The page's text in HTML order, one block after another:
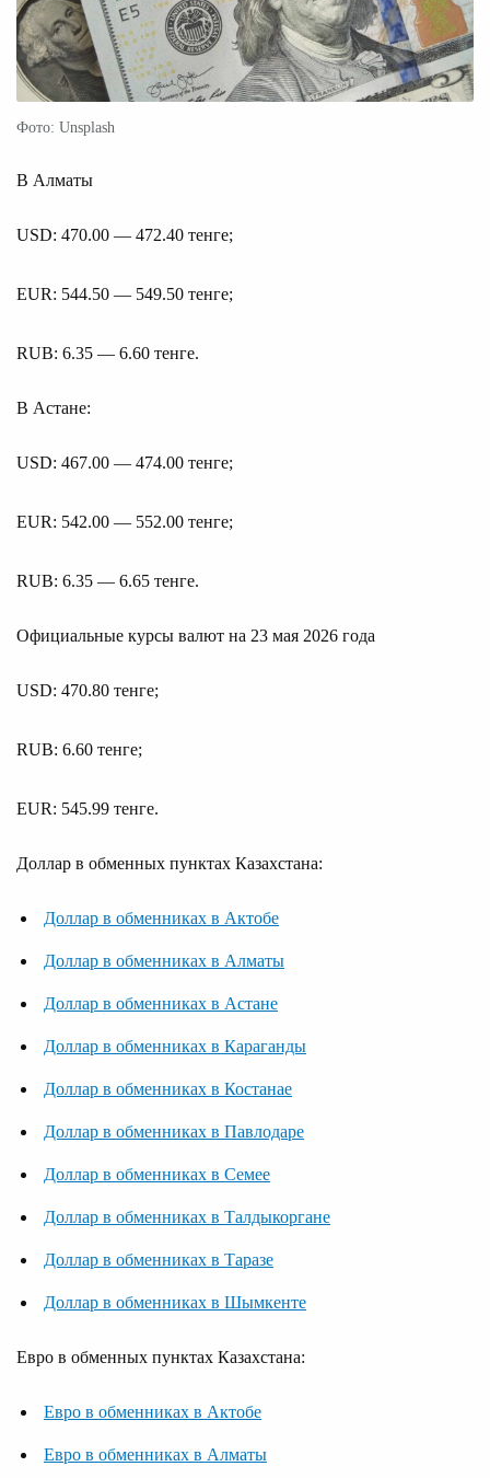
Фото: Unsplash
В Алматы
USD: 470.00 — 472.40 тенге;
EUR: 544.50 — 549.50 тенге;
RUB: 6.35 — 6.60 тенге.
В Астане:
USD: 467.00 — 474.00 тенге;
EUR: 542.00 — 552.00 тенге;
RUB: 6.35 — 6.65 тенге.
Официальные курсы валют на 23 мая 2026 года
USD: 470.80 тенге;
RUB: 6.60 тенге;
EUR: 545.99 тенге.
Доллар в обменных пунктах Казахстана:
Доллар в обменниках в Актобе
Доллар в обменниках в Алматы
Доллар в обменниках в Астане
Доллар в обменниках в Караганды
Доллар в обменниках в Костанае
Доллар в обменниках в Павлодаре
Доллар в обменниках в Семее
Доллар в обменниках в Талдыкоргане
Доллар в обменниках в Таразе
Доллар в обменниках в Шымкенте
Евро в обменных пунктах Казахстана:
Евро в обменниках в Актобе
Евро в обменниках в Алматы